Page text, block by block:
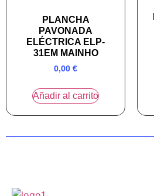
PLANCHA
PAVONADA
ELÉCTRICA ELP-
31EM MAINHO
0,00 €
Añadir al carrito